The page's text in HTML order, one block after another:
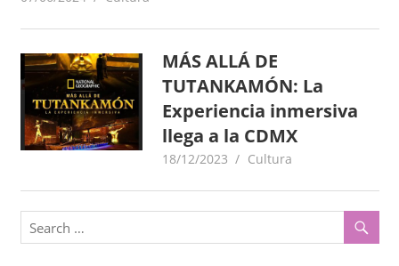
x
i
c
o
–
i
n
o
r
a
c
i
MÁS ALLÁ DE
TUTANKAMÓN: La
Experiencia inmersiva
llega a la CDMX
18/12/2023 goodtripmx
Cultura